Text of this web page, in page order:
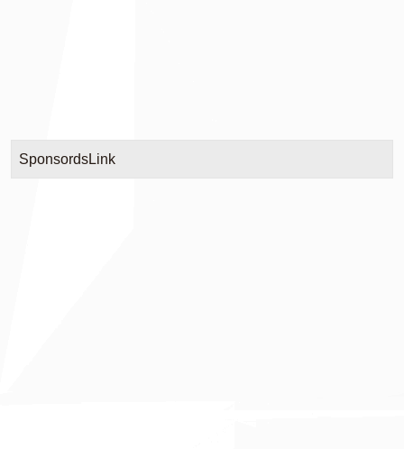
SponsordsLink